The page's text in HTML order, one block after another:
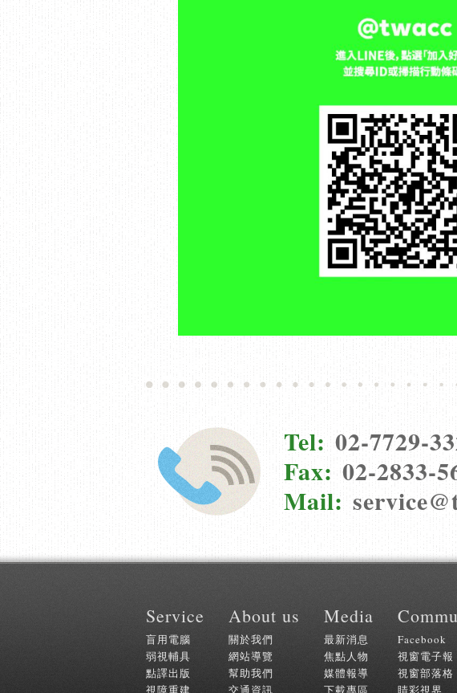
Tel: 02-7729-
Fax: 02-2833-
Mail:
Service
盲用電腦
弱視輔具
點譯出版
視障重建
About us
關於我們
網站導覽
幫助我們
交通資訊
Media
最新消息
焦點人物
媒體報導
下載專區
Facebook
視窗電子報
視窗部落格
睛彩視界